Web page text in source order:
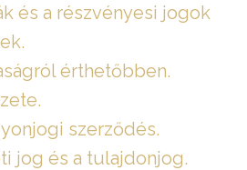
és a részvényesi jogok
érthetőbben.
szerződés.
jog és a tulajdonjog.